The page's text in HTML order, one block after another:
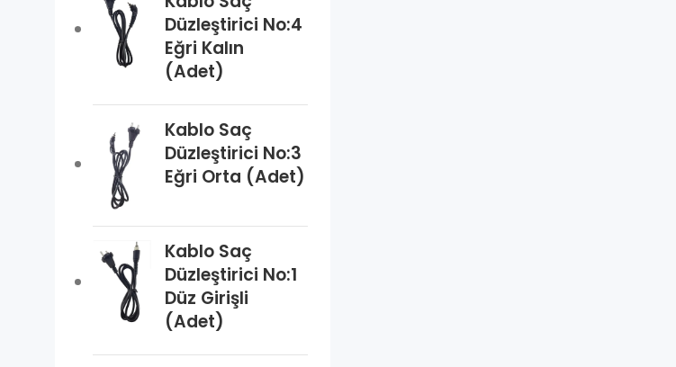
Düzleştirici No:4
Eğri Kalın
(Adet)
Kablo Saç
Düzleştirici No:3
Eğri Orta (Adet)
Kablo Saç
Düzleştirici No:1
Düz Girişli
(Adet)